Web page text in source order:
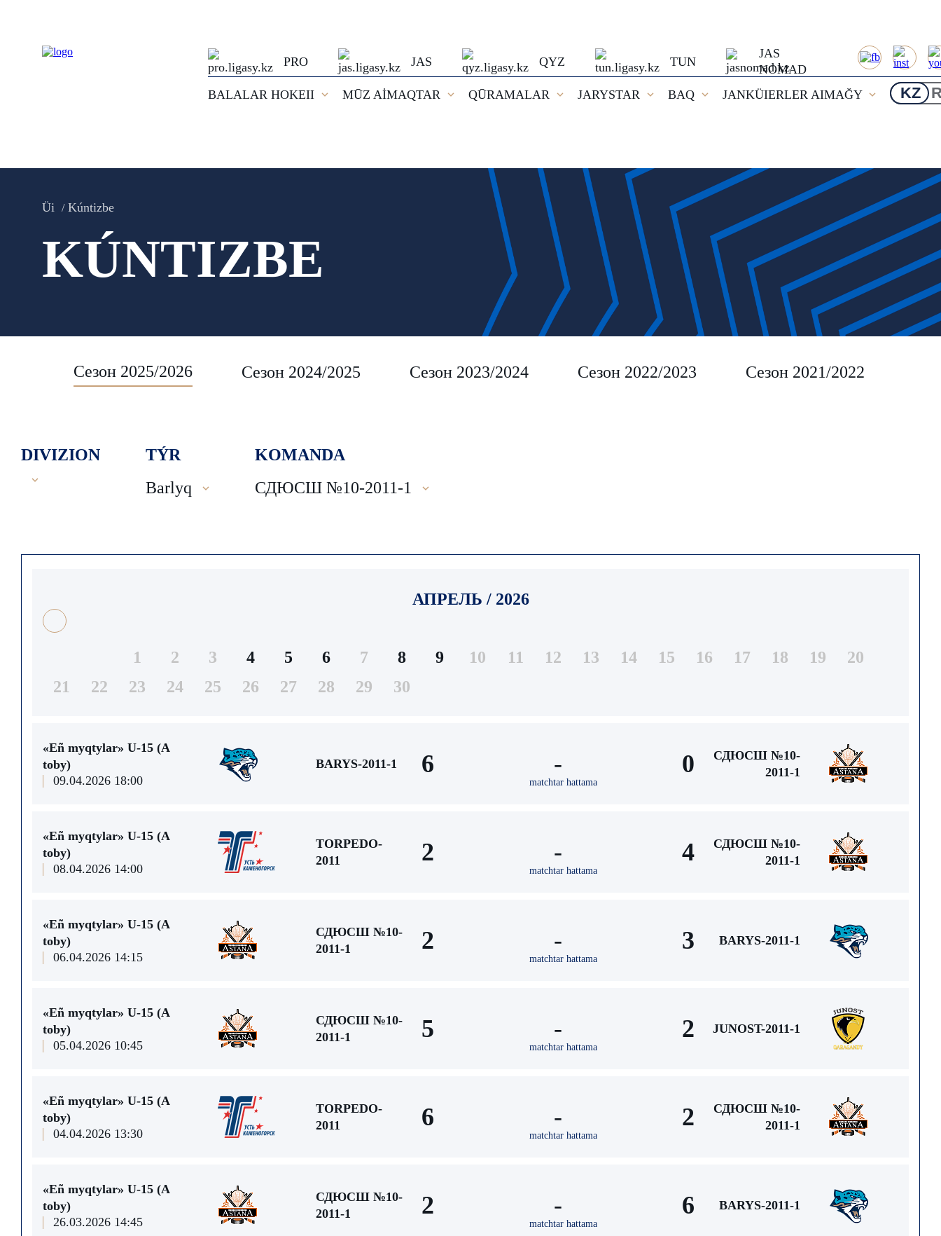
PRO JAS QYZ TUN
JAS
NOMAD
BALALAR HOKEII
MŪZ AİMAQTAR QŪRAMALAR JARYSTAR BAQ JANKÜIERLER AIMAĞY KZ
Üi Kúntizbe
KÚNTIZBE
Сезон 2025/2026 Сезон 2024/2025 Сезон 2023/2024 Сезон 2022/2023 Сезон 2021/2022
DIVIZION
TÝR
Barlyq
KOMANDA
СДЮСШ №10-2011-1
АПРЕЛЬ / 2026
1 2 3 4 5 6 7 8 9 10 11 12 13 14 15 16 17 18 19
20
21
22 23 24 25 26 27 28 29 30
«Eñ myqtylar» U-15 (A
toby)
09.04.2026 18:00
BARYS-2011-1 6 -
matchtar hattama
0
СДЮСШ №10-
2011-1
«Eñ myqtylar» U-15 (A
toby)
08.04.2026 14:00
TORPEDO-
2011
2 -
matchtar hattama
4
СДЮСШ №10-
2011-1
«Eñ myqtylar» U-15 (A
toby)
06.04.2026 14:15
СДЮСШ №10-
2011-1
2 -
matchtar hattama
3 BARYS-2011-1
«Eñ myqtylar» U-15 (A
toby)
05.04.2026 10:45
СДЮСШ №10-
2011-1
5 -
matchtar hattama
2 JUNOST-2011-1
«Eñ myqtylar» U-15 (A
toby)
04.04.2026 13:30
TORPEDO-
2011
6 -
matchtar hattama
2
СДЮСШ №10-
2011-1
«Eñ myqtylar» U-15 (A
toby)
26.03.2026 14:45
СДЮСШ №10-
2011-1
2 -
matchtar hattama
6 BARYS-2011-1